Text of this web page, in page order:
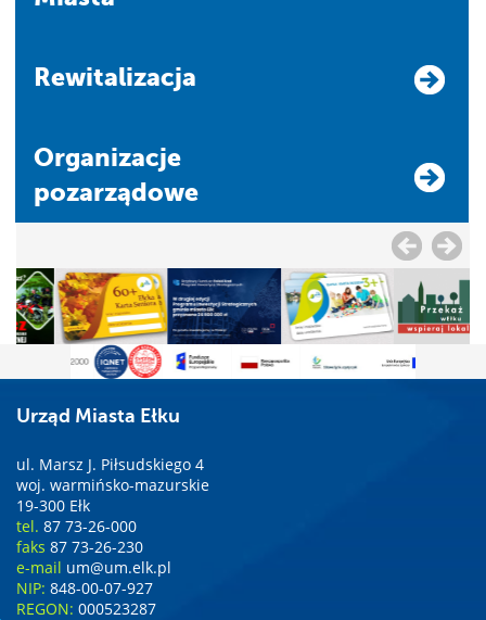
Rewitalizacja
Organizacje
pozarządowe
Urząd Miasta Ełku
ul. Marsz J. Piłsudskiego 4
woj. warmińsko-mazurskie
19-300 Ełk
tel. 87 73-26-000
faks 87 73-26-230
e-mail um@um.elk.pl
NIP: 848-00-07-927
REGON: 000523287